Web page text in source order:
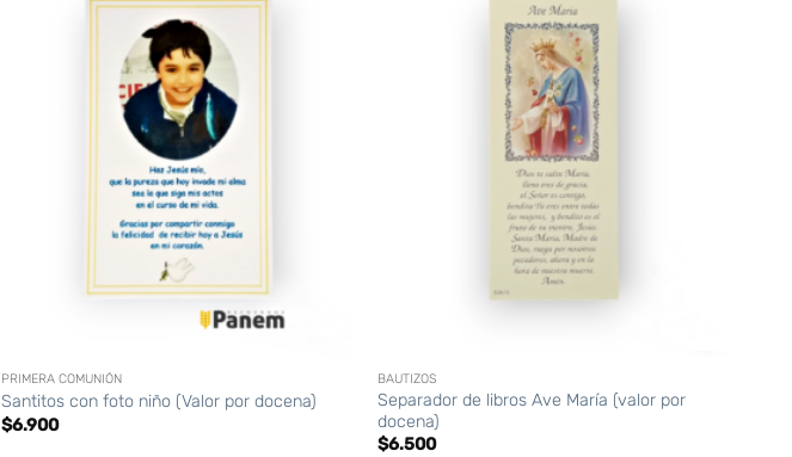
PRIMERA COMUNIÓN
Santitos con foto niño (Valor por docena)
$6.900
BAUTIZOS
Separador de libros Ave María (valor por
docena)
$6.500